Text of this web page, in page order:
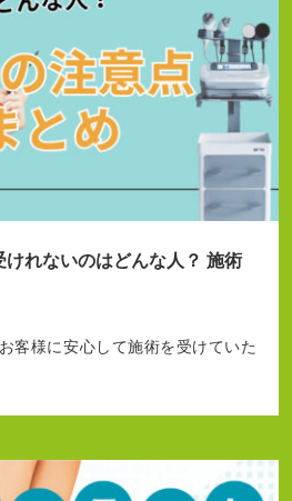
れないのはどんな人？ 施術
客様に安心して施術を受けていた